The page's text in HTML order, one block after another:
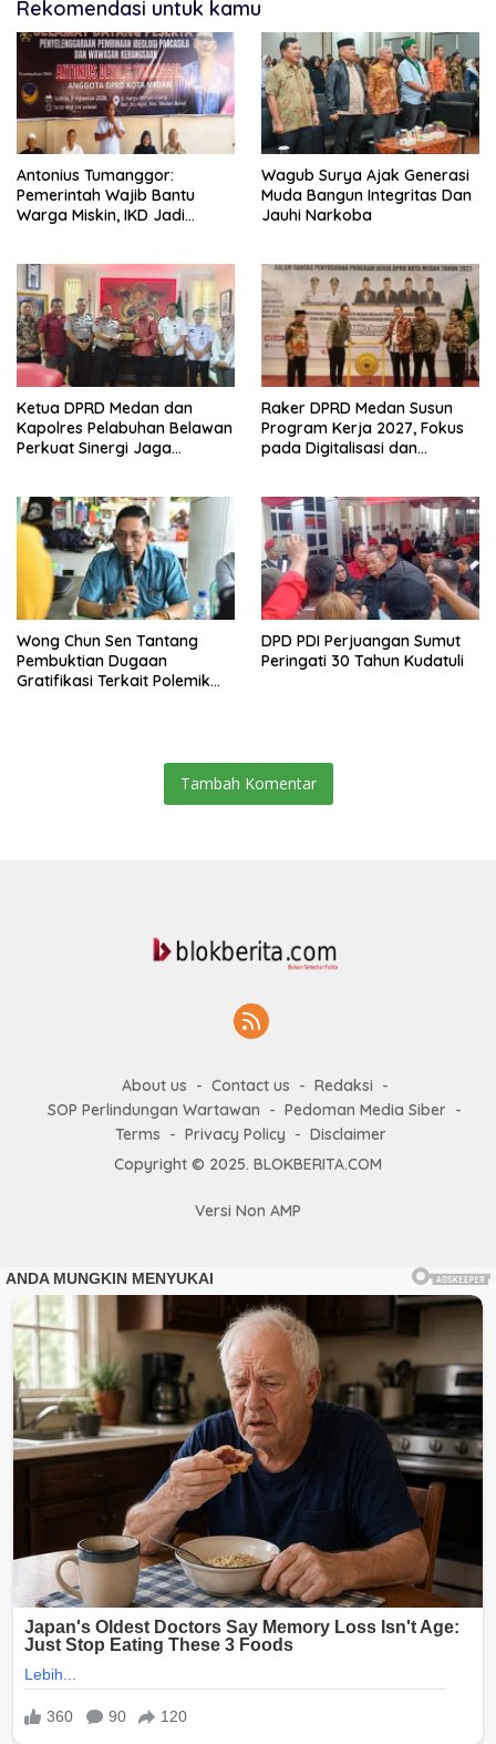
Rekomendasi untuk kamu
Antonius Tumanggor:
Pemerintah Wajib Bantu
Warga Miskin, IKD Jadi
Wagub Surya Ajak Generasi
Muda Bangun Integritas Dan
Jauhi Narkoba
Ketua DPRD Medan dan
Kapolres Pelabuhan Belawan
Perkuat Sinergi Jaga
Belawan
Raker DPRD Medan Susun
Program Kerja 2027, Fokus
pada Digitalisasi dan
Wong Chun Sen Tantang
Pembuktian Dugaan
Gratifikasi Terkait Polemik
DPD PDI Perjuangan Sumut
Peringati 30 Tahun Kudatuli
Tambah Komentar
About us Contact us
Redaksi
SOP Perlindungan Wartawan
Pedoman Media Siber
Terms
Privacy Policy
Disclaimer
Copyright © 2025. BLOKBERITA.COM
Versi Non AMP